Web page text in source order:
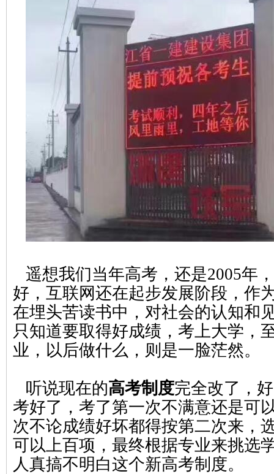
遥想我们当年高考，还是2005年
好，互联网还在起步发展阶段，作
在埋头苦读书中，对社会的认知和
只知道要取得好成绩，考上大学，
业，以后做什么，则是一脸茫然。
听说现在的高考制度完全改了，
考好了，考了第一次不满意还是可
次不论成绩好坏都得按第二次来，
可以上百项，最终根据专业来挑选
人真搞不明白这个新高考制度。